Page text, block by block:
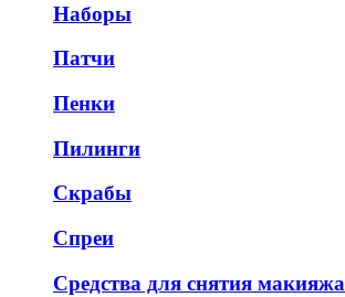
Наборы
Патчи
Пенки
Пилинги
Скрабы
Спреи
Средства для снятия макияжа